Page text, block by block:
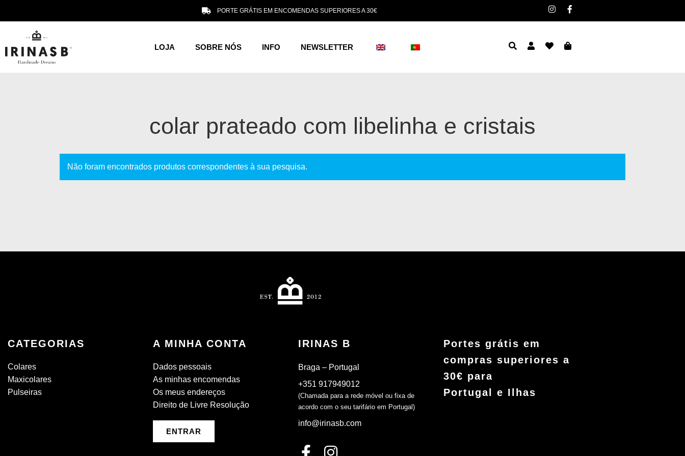
PORTE GRÁTIS EM ENCOMENDAS SUPERIORES A 30€
LOJA SOBRE NÓS INFO NEWSLETTER
colar prateado com libelinha e cristais
Não foram encontrados produtos correspondentes à sua pesquisa.
CATEGORIAS
Colares
Maxicolares
Pulseiras
A MINHA CONTA
Dados pessoais
As minhas encomendas
Os meus endereços
Direito de Livre Resolução
ENTRAR
IRINAS B
Braga – Portugal
+351 917949012
(Chamada para a rede móvel ou fixa de
acordo com o seu tarifário em Portugal)
info@irinasb.com
Portes grátis em
compras superiores a
30€ para
Portugal e Ilhas